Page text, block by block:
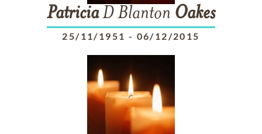
PatriciaD Blanton Oakes
25/11/1951 - 06/12/2015